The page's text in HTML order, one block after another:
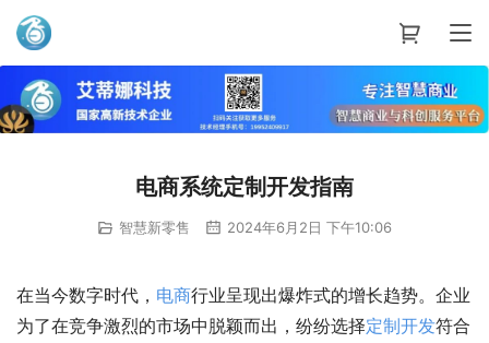
艾蒂娜科技
电商系统定制开发指南
智慧新零售 2024年6月2日 下午10:06
在当今数字时代， 电商行业呈现出爆炸式的增长趋势。企业
为了在竞争激烈的市场中脱颖而出，纷纷选择定制开发符合